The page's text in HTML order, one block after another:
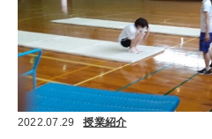
2022.07.29 授業紹介